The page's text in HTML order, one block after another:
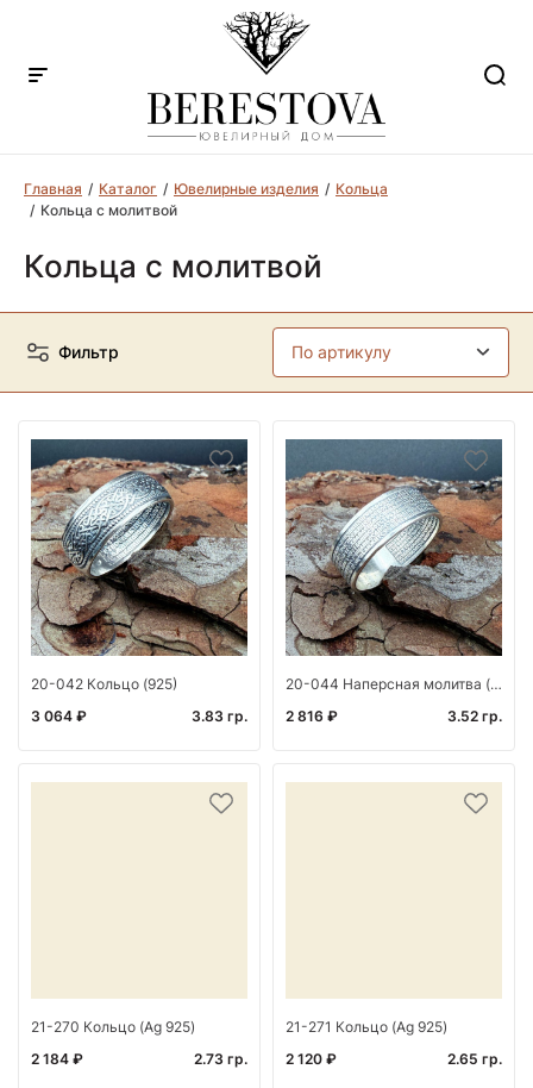
Главная Каталог Ювелирные изделия
Кольца
Кольца с молитвой
Кольца с молитвой
Фильтр
20-042 Кольцо (925)
3 064 ₽
3.83 гр.
20-044 Наперсная молитва (925)
2 816 ₽
3.52 гр.
21-270 Кольцо (Ag 925)
2 184 ₽
2.73 гр.
21-271 Кольцо (Ag 925)
2 120 ₽
2.65 гр.